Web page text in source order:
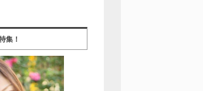
集！